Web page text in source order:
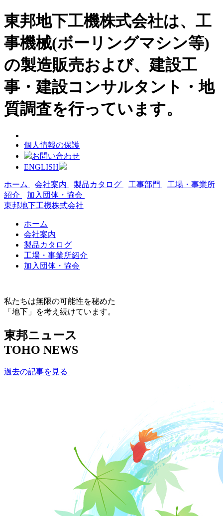
東邦地下工機株式会社は、工
事機械(ボーリングマシン等)
の製造販売および、建設工
事・建設コンサルタント・地
質調査を行っています。
個人情報の保護
お問い合わせ
ENGLISH
ホーム 会社案内 製品カタログ 工事部門
工場・事業所
紹介
加入団体・協会
東邦地下工機株式会社
ホーム
会社案内
製品カタログ
工場・事業所紹介
加入団体・協会
私たちは無限の可能性を秘めた
「地下」を考え続けています。
東邦ニュース
TOHO NEWS
過去の記事を見る